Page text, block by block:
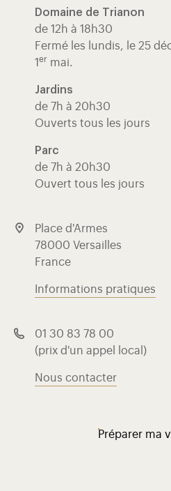
Domaine de Trianon
de 12h à 18h30
Fermé les lundis, le 25
1 er mai.
Jardins
de 7h à 20h30
Ouverts tous les jours
Parc
de 7h à 20h30
Ouvert tous les jours
Place d'Armes
78000 Versailles
France
Informations pratiques
01 30 83 78 00
(prix d'un appel local)
Nous contacter
Préparer ma